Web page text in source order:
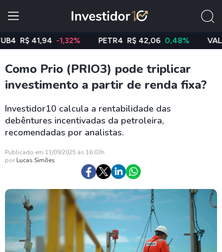
41,94 -1,32% PETR4 R$ 42,06 0,48% VALE3
Como Prio (PRIO3) pode triplicar
investimento a partir de renda fixa?
Investidor10 calcula a rentabilidade das
debêntures incentivadas da petroleira,
recomendadas por analistas.
Publicado em 11/09/2025 às 16:03h
por Lucas Simões